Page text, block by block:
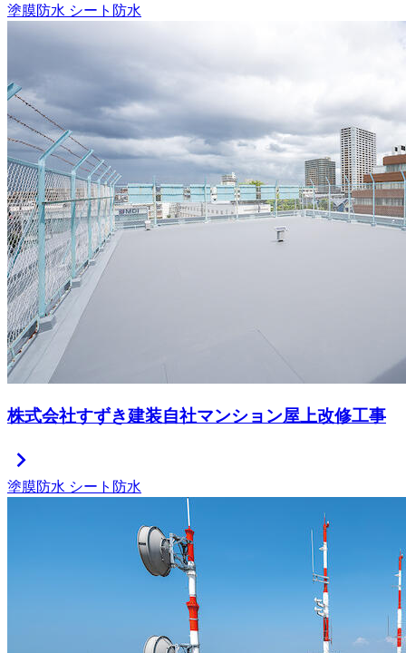
塗膜防水 シート防水
株式会社すずき建装自社マンション屋上改修工事
chevron_right
塗膜防水 シート防水